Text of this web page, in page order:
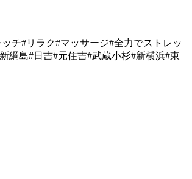
チ#リラク#マッサージ#全力でストレッ
綱島#日吉#元住吉#武蔵小杉#新横浜#東